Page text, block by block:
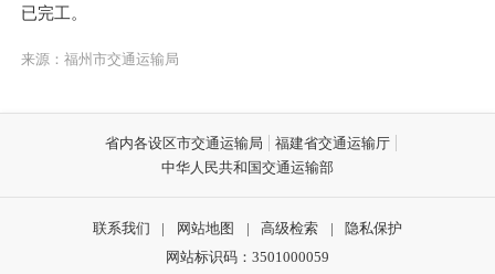
已完工。
来源：福州市交通运输局
省内各设区市交通运输局
福建省交通运输厅
中华人民共和国交通运输部
联系我们 | 网站地图 | 高级检索 |
隐私保护
网站标识码：3501000059